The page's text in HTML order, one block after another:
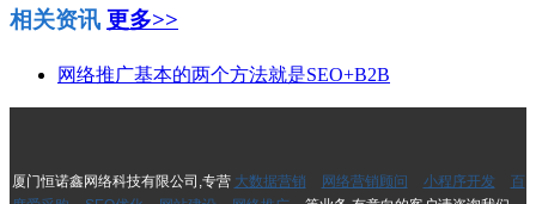
相关资讯 更多>>
网络推广基本的两个方法就是SEO+B2B
厦门恒诺鑫网络科技有限公司,专营 大数据营销 网络营销顾问 小程序开发
百